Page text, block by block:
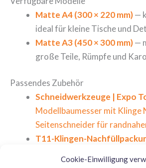
Cookie-Einwilligung
Matte A4 (300 × 220 mm)—
ideal für kleine Tische und
Matte A3 (450 × 300 mm)—
große Teile, Rümpfe und
Passendes Zubehör
Schneidwerkzeuge | Expo
Modellbaumesser mit Klinge
Seitenschneider für
T11-Klingen-